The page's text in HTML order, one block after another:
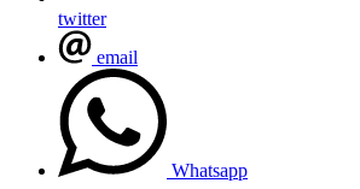
twitter
email
Whatsapp